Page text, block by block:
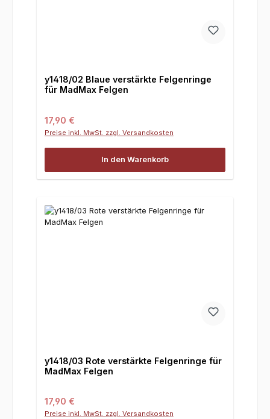
y1418/02 Blaue verstärkte Felgenringe
für MadMax Felgen
Regulärer Preis:
17,90 €
Preise inkl. MwSt. zzgl. Versandkosten
In den Warenkorb
y1418/03 Rote verstärkte Felgenringe für
MadMax Felgen
Regulärer Preis:
17,90 €
Preise inkl. MwSt. zzgl. Versandkosten